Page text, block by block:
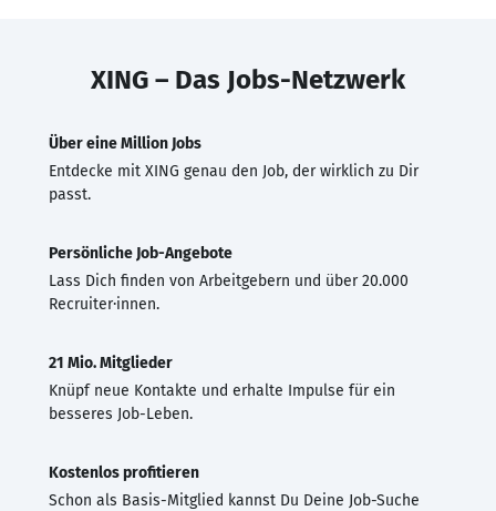
XING – Das Jobs-Netzwerk
Über eine Million Jobs
Entdecke mit XING genau den Job, der wirklich zu Dir
passt.
Persönliche Job-Angebote
Lass Dich finden von Arbeitgebern und über 20.000
Recruiter·innen.
21 Mio. Mitglieder
Knüpf neue Kontakte und erhalte Impulse für ein
besseres Job-Leben.
Kostenlos profitieren
Schon als Basis-Mitglied kannst Du Deine Job-Suche